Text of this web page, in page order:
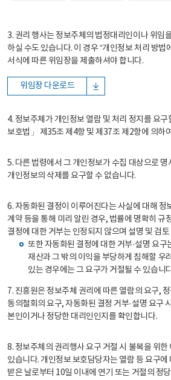
3. 권리 행사는 정보주체의 법정대리인이나 위임
하실 수도 있습니다. 이 경우 “개인정보 처리 방법
서식에 따른 위임장을 제출하셔야 합니다.
위임장 다운로드
4. 정보주체가 개인정보 열람 및 처리 정지를 요
보호법」 제35조 제4항 및 제37조 제2항에 의하
5. 다른 법령에서 그 개인정보가 수집 대상으로
개인정보의 삭제를 요구할 수 없습니다.
6. 자동화된 결정이 이루어진다는 사실에 대해 정
계약 등을 통해 미리 알린 경우, 법률에 명확히 규
결정에 대한 거부는 인정되지 않으며 설명 및 검
또한 자동화된 결정에 대한 거부·설명 요구
재산과 그 밖의 이익을 부당하게 침해할 우
있는 경우에는 그 요구가 거절될 수 있습니
7. 진흥원은 정보주체 권리에 따른 열람의 요구,
동의철회의 요구, 자동화된 결정 거부·설명 요구
본인이거나 정당한 대리인인지를 확인합니다.
8. 정보주체의 권리행사 요구 거절 시 불복을 위한
있습니다. 개인정보 보호담당자는 열람 등 요구에
받은 날로부터 10일 이내에 연기 또는 거절의 정